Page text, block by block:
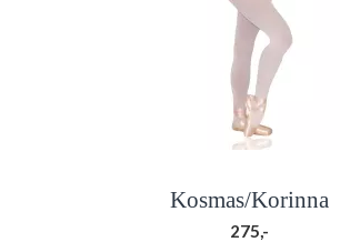
Kosmas/Korinna
275,-